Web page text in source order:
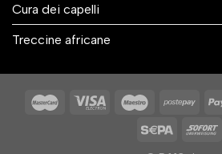
Cura dei capelli
Treccine africane